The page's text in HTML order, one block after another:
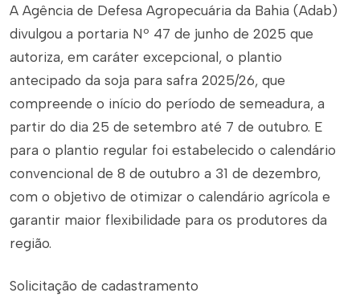
A Agência de Defesa Agropecuária da Bahia (Adab)
divulgou a portaria Nº 47 de junho de 2025 que
autoriza, em caráter excepcional, o plantio
antecipado da soja para safra 2025/26, que
compreende o início do período de semeadura, a
partir do dia 25 de setembro até 7 de outubro. E
para o plantio regular foi estabelecido o calendário
convencional de 8 de outubro a 31 de dezembro,
com o objetivo de otimizar o calendário agrícola e
garantir maior flexibilidade para os produtores da
região.
Solicitação de cadastramento